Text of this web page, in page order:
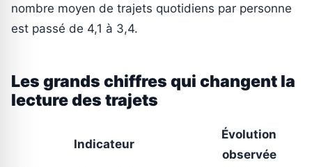
nombre moyen de trajets quotidiens par personne
est passé de 4,1 à 3,4.
Les grands chiffres qui changent la
lecture des trajets
Indicateur
Évolution
observée